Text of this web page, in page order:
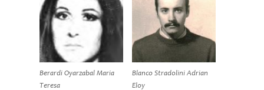
Berardi Oyarzabal Maria
Teresa
Blanco Stradolini Adrian
Eloy